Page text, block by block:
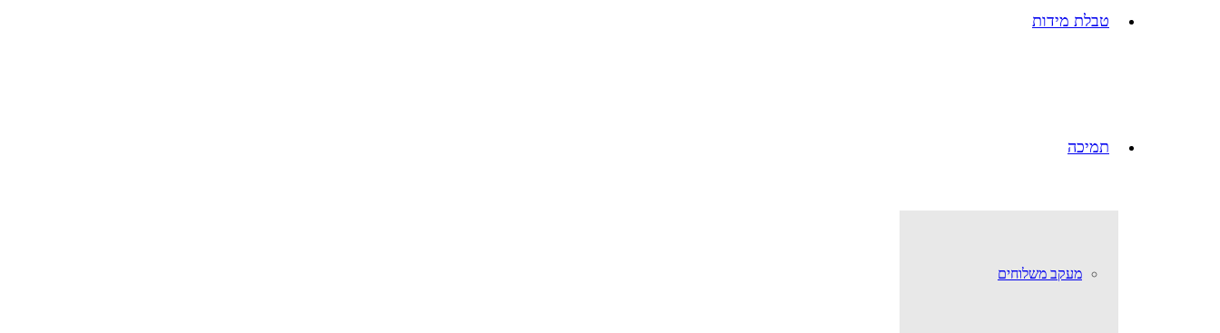
טבלת מידות
תמיכה
מעקב משלוחים